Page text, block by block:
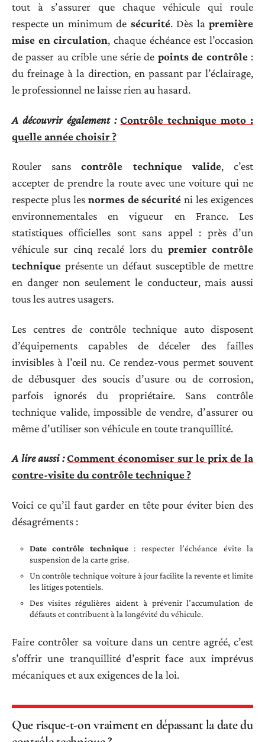
tout à s’assurer que chaque véhicule qui roule
respecte un minimum de sécurité. Dès lapremière
mise en circulation, chaque échéance est l’occasion
de passer au crible une série de points de contrôle:
du freinage à la direction, en passant par l’éclairage,
le professionnel ne laisse rien au hasard.
A découvrir également : Contrôle technique moto :
quelle année choisir ?
Rouler sanscontrôle technique valide, c’est
accepter de prendre la route avec une voiture qui ne
respecte plus les normes de sécurité ni les exigences
environnementales en vigueur en France. Les
statistiques officielles sont sans appel : près d’un
véhicule sur cinq recalé lors du premier contrôle
technique présente un défaut susceptible de mettre
en danger non seulement le conducteur, mais aussi
tous les autres usagers.
Les centres de contrôle technique auto disposent
d’équipements capables de déceler des failles
invisibles à l’œil nu. Ce rendez-vous permet souvent
de débusquer des soucis d’usure ou de corrosion,
parfois ignorés du propriétaire. Sans contrôle
technique valide, impossible de vendre, d’assurer ou
même d’utiliser son véhicule en toute tranquillité.
A lire aussi : Comment économiser sur le prix de la
contre-visite du contrôle technique ?
Voici ce qu’il faut garder en tête pour éviter bien des
désagréments :
Date contrôle technique: respecter l’échéance évite la
suspension de la carte grise.
Un contrôle technique voiture à jour facilite la revente et limite
les litiges potentiels.
Des visites régulières aident à prévenir l’accumulation de
défauts et contribuent à la longévité du véhicule.
Faire contrôler sa voiture dans un centre agréé, c’est
s’offrir une tranquillité d’esprit face aux imprévus
mécaniques et aux exigences de la loi.
Que risque-t-on vraiment en dépassant la date du